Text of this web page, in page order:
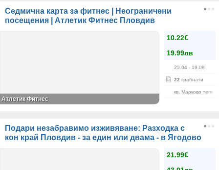
Седмична карта за фитнес | Неограничени
посещения | Атлетик Фитнес Пловдив
10.22€
19.99лв
25.04 - 19.08
22 грабнати
кв. Марково тепе
Атлетик Фитнес
Подари незабравимо изживяване: Разходка с
кон край Пловдив - за един или двама - в Ягодово
21.99€